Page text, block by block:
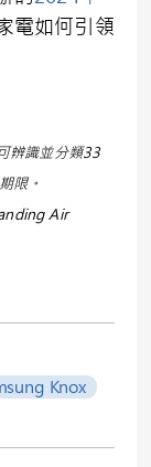
電如何引領
辨識並分類33
限。
Air
Knox